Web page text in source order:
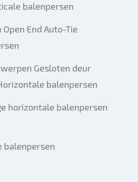
balenpersen
End Auto-Tie
Gesloten deur
balenpersen
horizontale balenpersen
balenpersen